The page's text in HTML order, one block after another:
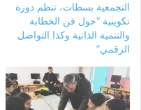
التجمعية بسطات، تنظم دورة
تكوينية “حول فن الخطابة
والتنمية الذاتية وكذا التواصل
الرقمي”